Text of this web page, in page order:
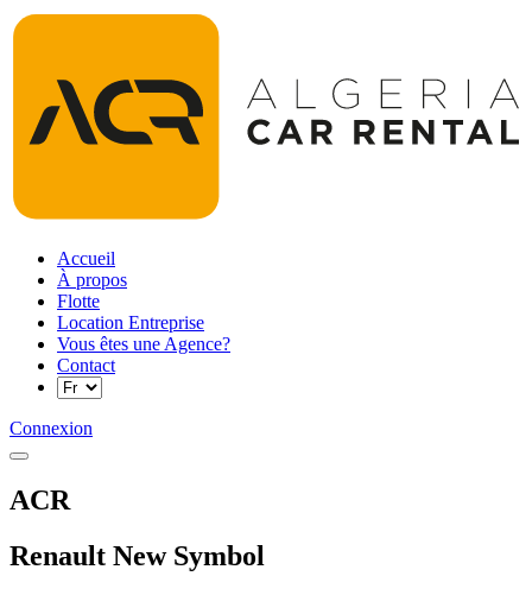
Accueil
À propos
Flotte
Location Entreprise
Vous êtes une Agence?
Contact
Connexion
ACR
Renault New Symbol